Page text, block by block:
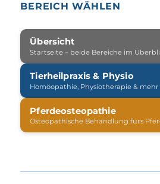
BEREICH WÄHLEN
Übersicht
Startseite – beide Bereiche im
Tierheilpraxis & Physio
Homöopathie, Physiotherapie & mehr
Pferdeosteopathie
Osteopathische Behandlung fürs